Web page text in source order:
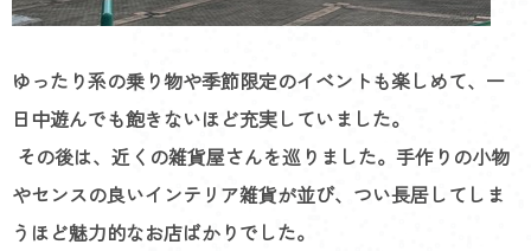
ゆったり系の乗り物や季節限定のイベントも楽しめて、一
日中遊んでも飽きないほど充実していました。
その後は、近くの雑貨屋さんを巡りました。手作りの小物
やセンスの良いインテリア雑貨が並び、つい長居してしま
うほど魅力的なお店ばかりでした。